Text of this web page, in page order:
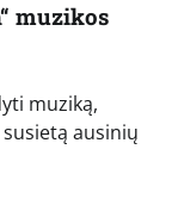
muzikos
muziką,
ausinių